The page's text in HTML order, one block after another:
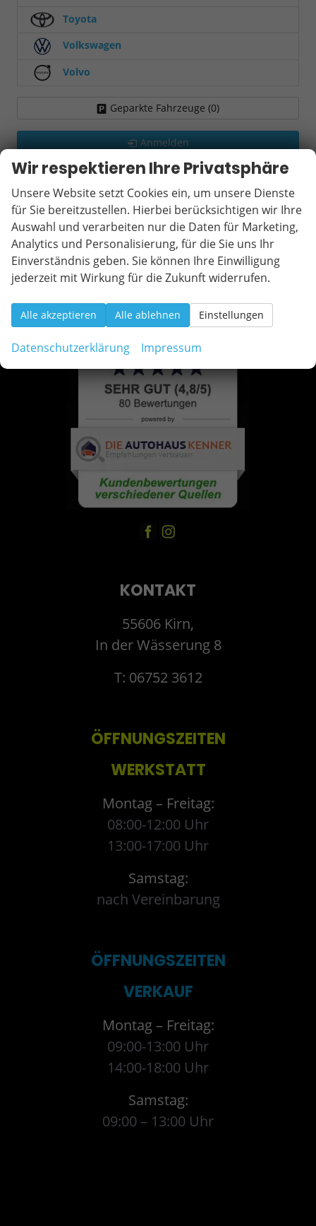
Toyota
Volkswagen
Volvo
Geparkte Fahrzeuge (0)
Anmelden
KONTAKT
55606 Kirn,
In der Wässerung 8
T: 06752 3612
ÖFFNUNGSZEITEN
WERKSTATT
Montag – Freitag:
08:00-12:00 Uhr
13:00-17:00 Uhr
Samstag:
nach Vereinbarung
ÖFFNUNGSZEITEN
VERKAUF
Montag – Freitag:
09:00-13:00 Uhr
14:00-18:00 Uhr
Samstag:
09:00 – 13:00 Uhr
Wir respektieren Ihre Privatsphäre
Unsere Website setzt Cookies ein, um unsere Dienste
für Sie bereitzustellen. Hierbei berücksichtigen wir Ihre
Auswahl und verarbeiten nur die Daten für Marketing,
Analytics und Personalisierung, für die Sie uns Ihr
Einverständnis geben. Sie können Ihre Einwilligung
jederzeit mit Wirkung für die Zukunft widerrufen.
Alle akzeptieren Alle ablehnen Einstellungen
Datenschutzerklärung Impressum